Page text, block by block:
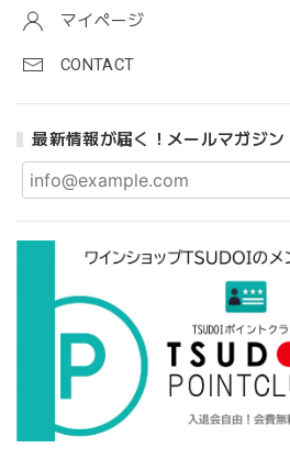
マイページ
CONTACT
最新情報が届く！メールマガジン